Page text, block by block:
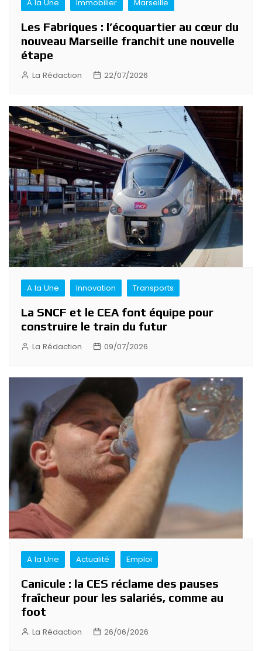
A la Une Immobilier Marseille
Les Fabriques : l’écoquartier au cœur du
nouveau Marseille franchit une nouvelle
étape
La Rédaction 22/07/2026
A la Une Innovation Transports
La SNCF et le CEA font équipe pour
construire le train du futur
La Rédaction 09/07/2026
A la Une Actualité Emploi
Canicule : la CES réclame des pauses
fraîcheur pour les salariés, comme au
foot
La Rédaction 26/06/2026